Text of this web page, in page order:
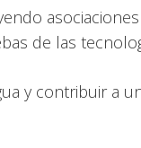
de las
y contribuir a